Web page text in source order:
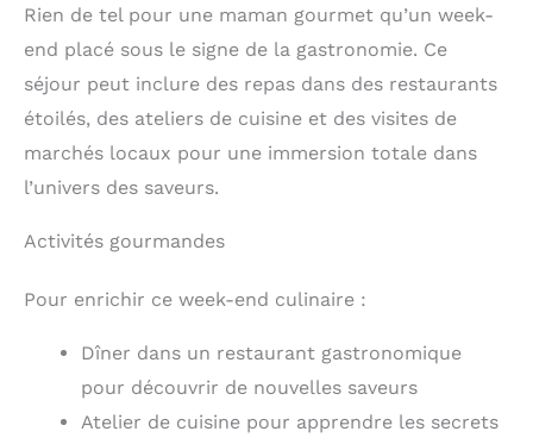
Rien de tel pour une maman gourmet qu’un week-
end placé sous le signe de la gastronomie. Ce
séjour peut inclure des repas dans des restaurants
étoilés, des ateliers de cuisine et des visites de
marchés locaux pour une immersion totale dans
l’univers des saveurs.
Activités gourmandes
Pour enrichir ce week-end culinaire :
Dîner dans un restaurant gastronomique
pour découvrir de nouvelles saveurs
Atelier de cuisine pour apprendre les secrets